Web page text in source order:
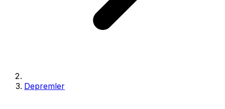
Depremler